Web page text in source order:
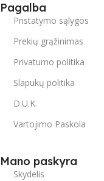
Pagalba
Pristatymo sąlygos
Prekių grąžinimas
Privatumo politika
Slapukų politika
D.U.K.
Vartojimo Paskola
Mano paskyra
Skydelis